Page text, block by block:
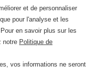
et de personnaliser
pour l'analyse et les
en savoir plus sur les
notre Politique de
vos informations ne seront